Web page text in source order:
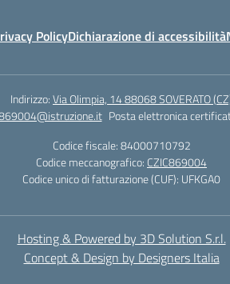
PolicyDichiarazione di accessibilità
Indirizzo:Via Olimpia, 14 88068 SOVERATO
Posta elettronica
Codice fiscale: 84000710792
Codice meccanografico: CZIC869004
Codice unico di fatturazione (CUF): UFKGA0
Hosting & Powered by 3D Solution S.r.l.
Concept & Design by Designers Italia